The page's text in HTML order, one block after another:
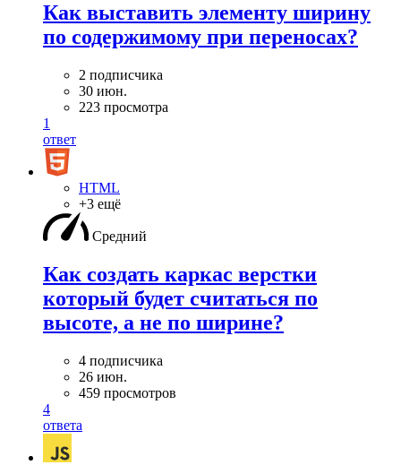
Как выставить элементу ширину
по содержимому при переносах?
2 подписчика
30 июн.
223 просмотра
1
ответ
HTML
+3 ещё
Средний
Как создать каркас верстки
который будет считаться по
высоте, а не по ширине?
4 подписчика
26 июн.
459 просмотров
4
ответа